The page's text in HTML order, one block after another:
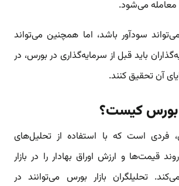
معامله می‌شود.
سودآور باشد، اما همچنین می‌تواند
باید قبل از سرمایه‌گذاری در بورس، در
آن تحقیق کنند.
بورس کیست؟
فردی است که با استفاده از تحلیل‌های
قیمت‌ها و ارزش اوراق بهادار را در بازار
تحلیلگران بازار بورس می‌توانند در